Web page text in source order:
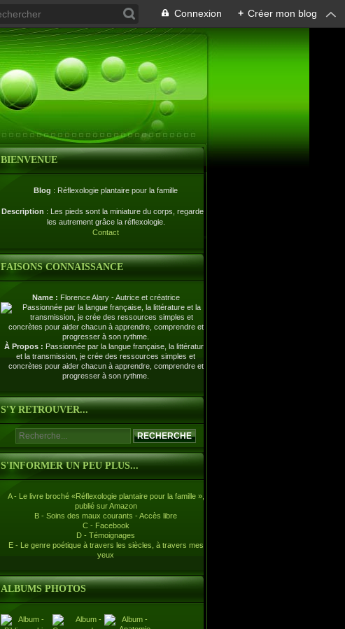
Connexion + Créer mon blog
BIENVENUE
Blog : Réflexologie plantaire pour la famille
Description : Les pieds sont la miniature du corps, regardez-
les autrement grâce la réflexologie.
Contact
FAISONS CONNAISSANCE
Name : Florence Alary - Autrice et créatrice
À Propos : Passionnée par la langue française, la littérature
et la transmission, je crée des ressources simples et
concrètes pour aider chacun à apprendre, comprendre et
progresser à son rythme.
S'Y RETROUVER...
S'INFORMER UN PEU PLUS...
A - Le livre broché «Réflexologie plantaire pour la famille »,
publié sur Amazon
B - Soins des maux courants - Accès libre
C - Facebook
D - Témoignages
E - Le genre poétique à travers les siècles, à travers mes
yeux
ALBUMS PHOTOS